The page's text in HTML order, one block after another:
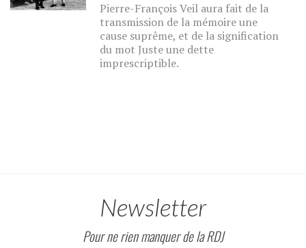
Pierre-François Veil aura fait de la
transmission de la mémoire une
cause suprême, et de la signification
du mot Juste une dette
imprescriptible.
Newsletter
Pour ne rien manquer de la RDJ